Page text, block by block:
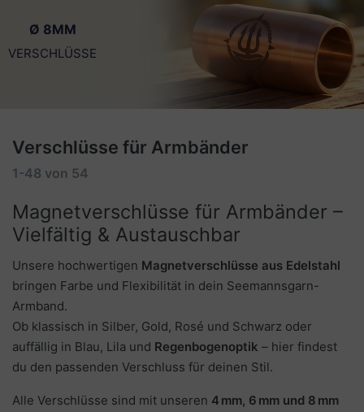
Ø 8MM
VERSCHLÜSSE
Verschlüsse für Armbänder
1-48 von 54
Magnetverschlüsse für Armbänder –
Vielfältig & Austauschbar
Unsere hochwertigen Magnetverschlüsse aus Edelstahl
bringen Farbe und Flexibilität in dein Seemannsgarn-
Armband.
Ob klassisch in Silber, Gold, Rosé und Schwarz oder
auffällig in Blau, Lila und Regenbogenoptik – hier findest
du den passenden Verschluss für deinen Stil.
Alle Verschlüsse sind mit unseren 4 mm, 6 mm und 8 mm